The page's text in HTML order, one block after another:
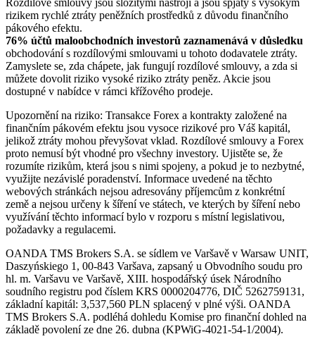
rizikem rychlé ztráty peněžních prostředků z důvodu finančního
pákového efektu.
76% účtů maloobchodních investorů zaznamenává v důsledku
obchodování s rozdílovými smlouvami u tohoto dodavatele ztráty.
Zamyslete se, zda chápete, jak fungují rozdílové smlouvy, a zda si
můžete dovolit riziko vysoké riziko ztráty peněz. Akcie jsou
dostupné v nabídce v rámci křížového prodeje.
Upozornění na riziko: Transakce Forex a kontrakty založené na
finančním pákovém efektu jsou vysoce rizikové pro Váš kapitál,
jelikož ztráty mohou převyšovat vklad. Rozdílové smlouvy a Forex
proto nemusí být vhodné pro všechny investory. Ujistěte se, že
rozumíte rizikům, která jsou s nimi spojeny, a pokud je to nezbytné,
využijte nezávislé poradenství. Informace uvedené na těchto
webových stránkách nejsou adresovány příjemcům z konkrétní
země a nejsou určeny k šíření ve státech, ve kterých by šíření nebo
využívání těchto informací bylo v rozporu s místní legislativou,
požadavky a regulacemi.
OANDA TMS Brokers S.A. se sídlem ve Varšavě v Warsaw UNIT,
Daszyńskiego 1, 00-843 Varšava, zapsaný u Obvodního soudu pro
hl. m. Varšavu ve Varšavě, XIII. hospodářský úsek Národního
soudního registru pod číslem KRS 0000204776, DIČ 5262759131,
základní kapitál: 3,537,560 PLN splacený v plné výši. OANDA
TMS Brokers S.A. podléhá dohledu Komise pro finanční dohled na
základě povolení ze dne 26. dubna (KPWiG-4021-54-1/2004).